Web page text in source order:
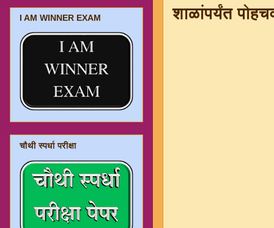
शाळांपर्यंत
I AM WINNER EXAM
चौथी स्पर्धा परीक्षा